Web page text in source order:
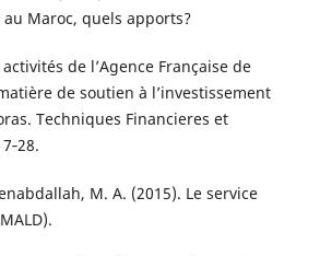
Maroc, quels apports?
activités de l’Agence Française de
de soutien à l’investissement
Techniques Financieres et
M. A. (2015). Le service